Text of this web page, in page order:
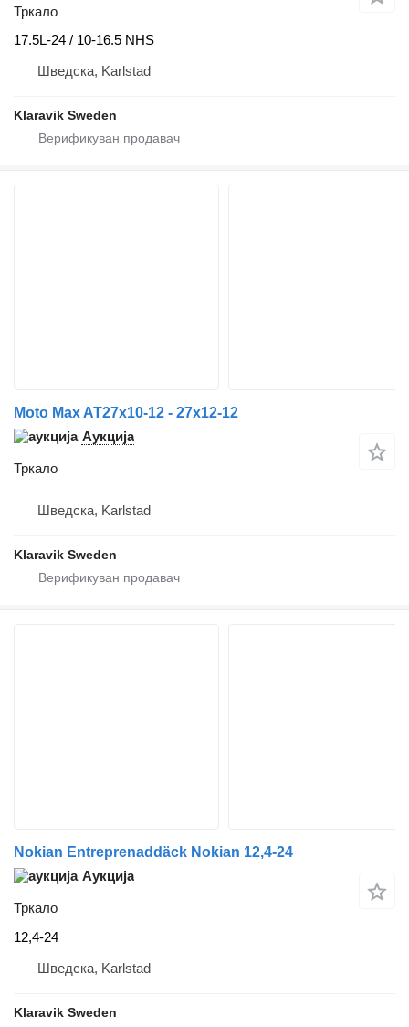
Тркало
17.5L-24 / 10-16.5 NHS
Шведска, Karlstad
Klaravik Sweden
Moto Max AT27x10-12 - 27x12-12
Аукција
Тркало
Шведска, Karlstad
Klaravik Sweden
Nokian Entreprenaddäck Nokian 12,4-24
Аукција
Тркало
12,4-24
Шведска, Karlstad
Klaravik Sweden